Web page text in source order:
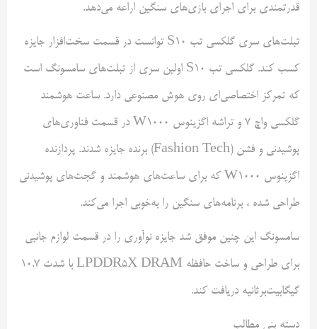
قدرتمندی برای اجرای بازی‌های سنگین اراعه می‌دهد.
تبلت‌های سری گلکسی تب S10 توانست در قسمت سخت‌افزار جایزه
کسب کند. گلکسی تب S10 اولین سری از تبلت‌های سامسونگ است
که تمرکز اختصاصی‌ای روی هوش مصنوعی دارد. ساعت هوشمند
گلکسی واچ 7 و تراشه اگزینوس W1000 در قسمت فناوری‌های
پوشیدنی و فشن (Fashion Tech) برنده جایزه شدند. پردازنده
اگزینوس W1000 که برای ساعت‌های هوشمند و گجت‌های پوشیدنی
طراحی شده ، برنامه‌های سنگین را به‌خوبی اجرا می‌کند.
سامسونگ این چنین موفق شد جایزه نوآوری را در قسمت لوازم جانبی
برای طراحی و ساخت حافظه LPDDR5X DRAM با شدت 10.7
گیگابیت‌برثانیه دریافت کند.
دسته بنی مطالب